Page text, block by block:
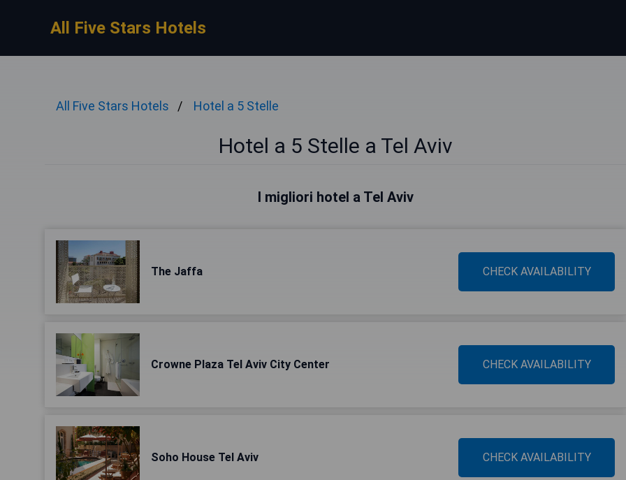
All Five Stars Hotels
All Five Stars Hotels Hotel a 5 Stelle
Hotel a 5 Stelle a Tel Aviv
I migliori hotel a Tel Aviv
The Jaffa CHECK AVAILABILITY
Crowne Plaza Tel Aviv City Center CHECK AVAILABILITY
Soho House Tel Aviv CHECK AVAILABILITY